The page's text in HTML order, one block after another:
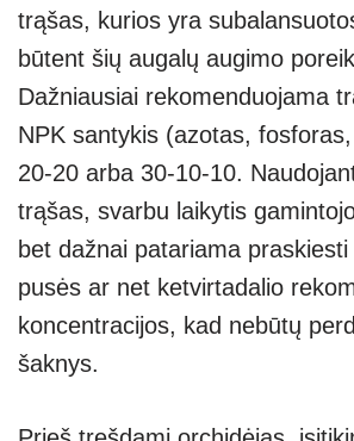
trąšas, kurios yra
būtent šių augalų augimo
Dažniausiai rekomenduojama
NPK santykis (azotas,
20-20 arba 30-10-10.
trąšas, svarbu laikytis
bet dažnai patariama
pusės ar net ketvirtadalio
koncentracijos, kad nebūtų
šaknys.